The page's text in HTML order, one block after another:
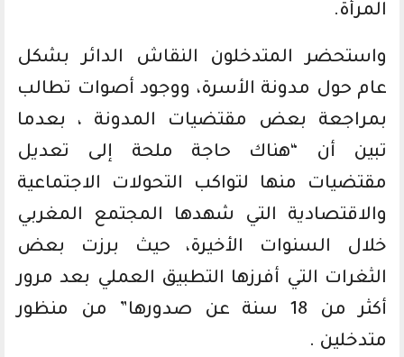
المرأة.
واستحضر المتدخلون النقاش الدائر بشكل
عام حول مدونة الأسرة، ووجود أصوات تطالب
بمراجعة بعض مقتضيات المدونة ، بعدما
تبين أن “هناك حاجة ملحة إلى تعديل
مقتضيات منها لتواكب التحولات الاجتماعية
والاقتصادية التي شهدها المجتمع المغربي
خلال السنوات الأخيرة، حيث برزت بعض
الثغرات التي أفرزها التطبيق العملي بعد مرور
أكثر من 18 سنة عن صدورها” من منظور
متدخلين .